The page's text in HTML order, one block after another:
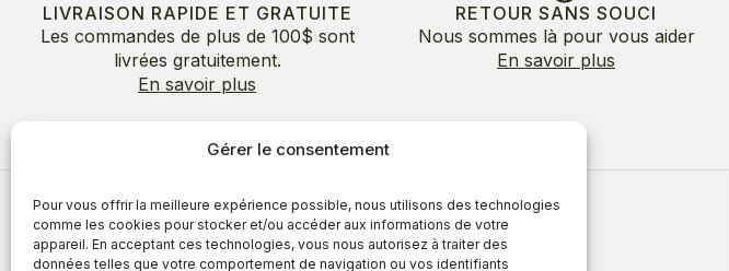
Gérer le consentement
Pour vous offrir la meilleure expérience possible, nous utilisons des technologies
comme les cookies pour stocker et/ou accéder aux informations de votre
appareil. En acceptant ces technologies, vous nous autorisez à traiter des
données telles que votre comportement de navigation ou vos identifiants
LIVRAISON RAPIDE ET GRATUITE
Les commandes de plus de 100$ sont
livrées gratuitement.
En savoir plus
RETOUR SANS SOUCI
Nous sommes là pour vous aider
En savoir plus
À propos de nous
À propos
Avantages